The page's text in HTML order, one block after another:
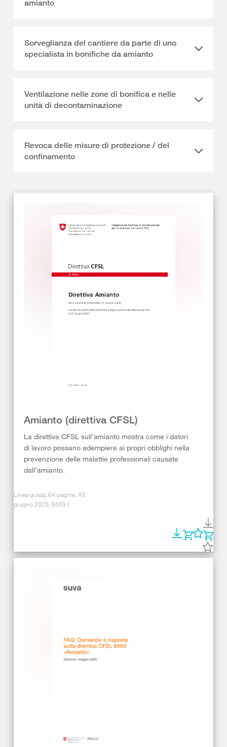
amianto
Sorveglianza del cantiere da parte di uno
specialista in bonifiche da amianto
Ventilazione nelle zone di bonifica e nelle
unità di decontaminazione
Revoca delle misure di protezione / del
confinamento
Amianto (direttiva CFSL)
La direttiva CFSL sull’amianto mostra come i datori
di lavoro possano adempiere ai propri obblighi nella
prevenzione delle malattie professionali causate
dall’amianto.
Linea guida, 64 pagine, A5
giugno 2025, 6503.I